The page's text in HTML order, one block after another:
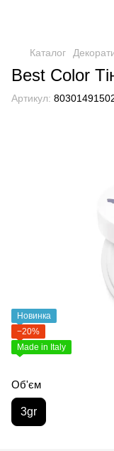
Каталог
Best Color
Артикул:
Новинка
−20%
Made in Italy
Об'єм
3gr